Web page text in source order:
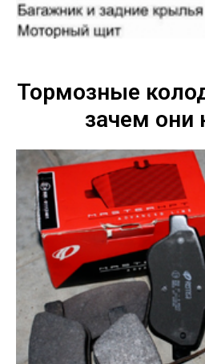
Тормозные
зачем